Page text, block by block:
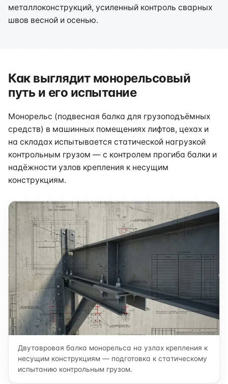
металлоконструкций, усиленный контроль сварных
швов весной и осенью.
Как выглядит монорельсовый
путь и его испытание
Монорельс (подвесная балка для грузоподъёмных
средств) в машинных помещениях лифтов, цехах и
на складах испытывается статической нагрузкой
контрольным грузом — с контролем прогиба балки и
надёжности узлов крепления к несущим
конструкциям.
Двутавровая балка монорельса на узлах крепления к
несущим конструкциям — подготовка к статическому
испытанию контрольным грузом.